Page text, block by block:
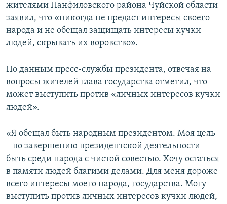
жителями Панфиловского района Чуйской области
заявил, что «никогда не предаст интересы своего
народа и не обещал защищать интересы кучки
людей, скрывать их воровство».
По данным пресс-службы президента, отвечая на
вопросы жителей глава государства отметил, что
может выступить против «личных интересов кучки
людей».
«Я обещал быть народным президентом. Моя цель
– по завершению президентской деятельности
быть среди народа с чистой совестью. Хочу остаться
в памяти людей благими делами. Для меня дороже
всего интересы моего народа, государства. Могу
выступить против личных интересов кучки людей,